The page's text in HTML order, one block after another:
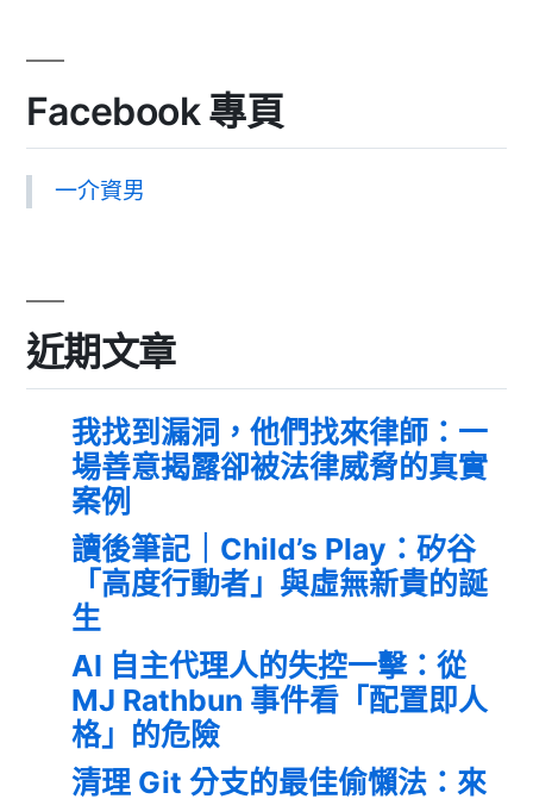
Facebook 專頁
一介資男
近期文章
我找到漏洞，他們找來律師：一
場善意揭露卻被法律威脅的真實
案例
讀後筆記｜Child’s Play：矽谷
「高度行動者」與虛無新貴的誕
生
AI 自主代理人的失控一擊：從
MJ Rathbun 事件看「配置即人
格」的危險
清理 Git 分支的最佳偷懶法：來